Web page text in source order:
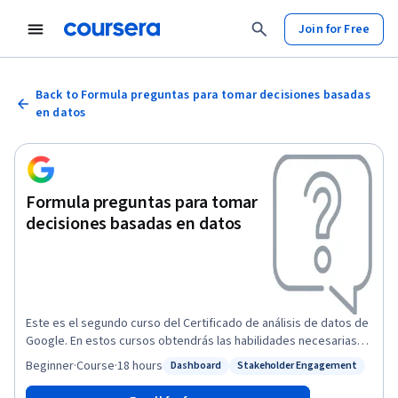
Join for Free
Back to Formula preguntas para tomar decisiones basadas
en datos
Formula preguntas para tomar
decisiones basadas en datos
Este es el segundo curso del Certificado de análisis de datos de
Google. En estos cursos obtendrás las habilidades necesarias
para solicitar empleos de analista de datos de nivel
introductorio. Te basarás en tu comprensión de los temas que
se presentaron en el primer curso del Certificado de análisis de
Dashboard
Status: Stakeholder Engagement
Stakeholder Engagement
Beginner·Course·18 hours